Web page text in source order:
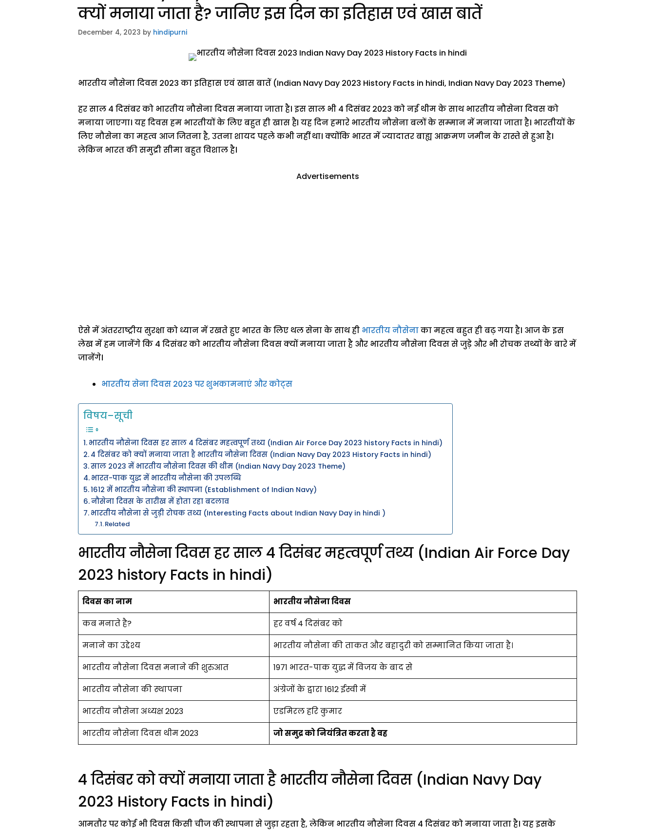
क्यों मनाया जाता है? जानिए इस दिन का इतिहास एवं खास बातें
December 4, 2023 by hindipurni
भारतीय नौसेना दिवस 2023 का इतिहास एवं खास बातें (Indian Navy Day 2023 History Facts in hindi, Indian Navy Day 2023 Theme)
हर साल 4 दिसंबर को भारतीय नौसेना दिवस मनाया जाता है। इस साल भी 4 दिसंबर 2023 को नई थीम के साथ भारतीय नौसेना दिवस को
मनाया जाएगा। यह दिवस हम भारतीयों के लिए बहुत ही खास हैl यह दिन हमारे भारतीय नौसेना बलों के सम्मान में मनाया जाता है। भारतीयों के
लिए नौसेना का महत्व आज जितना है, उतना शायद पहले कभी नहीं था। क्योंकि भारत में ज्यादातर बाह्य आक्रमण जमीन के रास्ते से हुआ है।
लेकिन भारत की समुद्री सीमा बहुत विशाल है।
Advertisements
ऐसे में अंतरराष्ट्रीय सुरक्षा को ध्यान में रखते हुए भारत के लिए थल सेना के साथ ही भारतीय नौसेनाका महत्व बहुत ही बढ़ गया है। आज के इस
लेख में हम जानेंगे कि 4 दिसंबर को भारतीय नौसेना दिवस क्यों मनाया जाता है और भारतीय नौसेना दिवस से जुड़े और भी रोचक तथ्यों के बारे में
जानेंगे।
भारतीय सेना दिवस 2023 पर शुभकामनाएं और कोट्स
विषय–सूची
भारतीय नौसेना दिवस हर साल 4 दिसंबर महत्वपूर्ण तथ्य (Indian Air Force Day 2023 history Facts in hindi)
4 दिसंबर को क्यों मनाया जाता है भारतीय नौसेना दिवस (Indian Navy Day 2023 History Facts in hindi)
साल 2023 में भारतीय नौसेना दिवस की थीम (Indian Navy Day 2023 Theme)
भारत-पाक युद्ध में भारतीय नौसेना की उपलब्धि
1612 में भारतीय नौसेना की स्थापना (Establishment of Indian Navy)
नौसेना दिवस के तारीख में होता रहा बदलाव
भारतीय नौसेना से जुड़ी रोचक तथ्य (Interesting Facts about Indian Navy Day in hindi )
Related
भारतीय नौसेना दिवस हर साल 4 दिसंबर महत्वपूर्ण तथ्य (Indian Air Force Day
2023 history Facts in hindi)
दिवस का नाम
भारतीय नौसेना दिवस
कब मनाते है?
हर वर्ष 4 दिसंबर को
मनाने का उद्देश्य
भारतीय नौसेना की ताकत और बहादुरी को सम्मानित किया जाता है।
भारतीय नौसेना दिवस मनाने की शुरुआत
1971 भारत-पाक युद्ध में विजय के बाद से
भारतीय नौसेना की स्थापना
अंग्रेजों के द्वारा 1612 ईस्वी में
भारतीय नौसेना अध्यक्ष 2023
एडमिरल हरि कुमार
भारतीय नौसेना दिवस थीम 2023
जो समुद्र को नियंत्रित करता है वह
4 दिसंबर को क्यों मनाया जाता है भारतीय नौसेना दिवस (Indian Navy Day
2023 History Facts in hindi)
आमतौर पर कोई भी दिवस किसी चीज की स्थापना से जुड़ा रहता है, लेकिन भारतीय नौसेना दिवस 4 दिसंबर को मनाया जाता है। यह इसके